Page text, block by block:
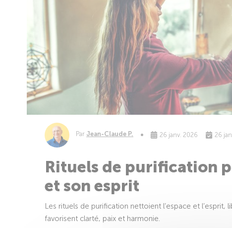
Par Jean-Claude P. 26 janv. 2026 26
Rituels de purification
et son esprit
Les rituels de purification nettoient l’espace et l’esprit,
favorisent clarté, paix et harmonie.